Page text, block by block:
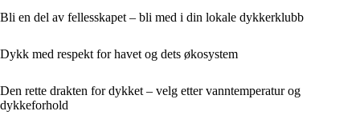
Bli en del av fellesskapet – bli med i din lokale dykkerklubb
Dykk med respekt for havet og dets økosystem
Den rette drakten for dykket – velg etter vanntemperatur og
dykkeforhold